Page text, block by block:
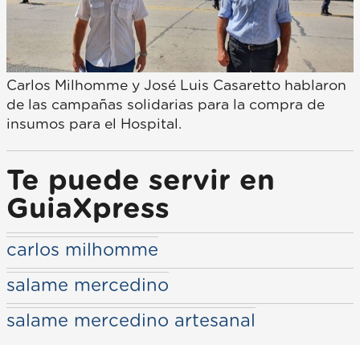
Carlos Milhomme y José Luis Casaretto hablaron
de las campañas solidarias para la compra de
insumos para el Hospital.
Te puede servir en
GuiaXpress
carlos milhomme
salame mercedino
salame mercedino artesanal